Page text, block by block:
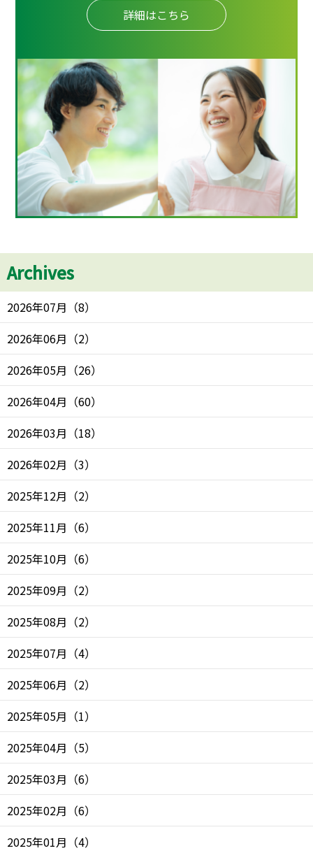
詳細はこちら
Archives
2026年07月 （8）
2026年06月 （2）
2026年05月 （26）
2026年04月 （60）
2026年03月 （18）
2026年02月 （3）
2025年12月 （2）
2025年11月 （6）
2025年10月 （6）
2025年09月 （2）
2025年08月 （2）
2025年07月 （4）
2025年06月 （2）
2025年05月 （1）
2025年04月 （5）
2025年03月 （6）
2025年02月 （6）
2025年01月 （4）